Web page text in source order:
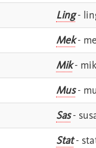
Ling-
Mek-
Mik-
Mus-
Sas-
Stat-